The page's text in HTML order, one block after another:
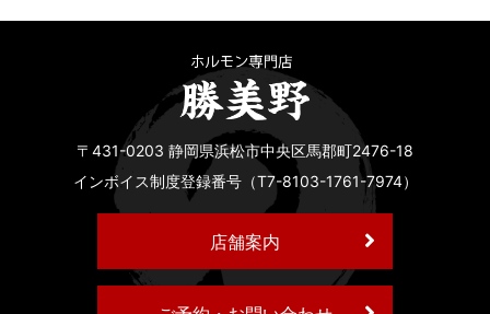
〒431-0203 静岡県浜松市中央区馬郡町2476-18
インボイス制度登録番号（T7-8103-1761-7974）
店舗案内